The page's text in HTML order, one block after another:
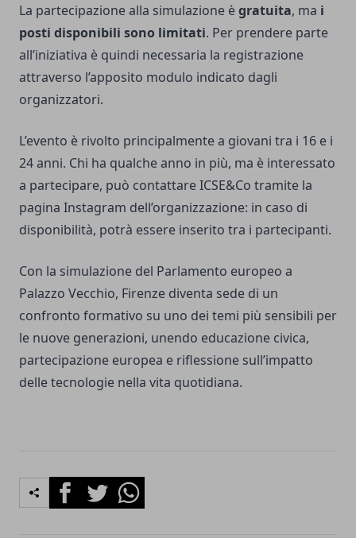
La partecipazione alla simulazione ègratuita, ma i
posti disponibili sono limitati. Per prendere parte
all’iniziativa è quindi necessaria la registrazione
attraverso l’apposito modulo indicato dagli
organizzatori.
L’evento è rivolto principalmente a giovani tra i 16 e i
24 anni. Chi ha qualche anno in più, ma è interessato
a partecipare, può contattare ICSE&Co tramite la
pagina Instagram dell’organizzazione: in caso di
disponibilità, potrà essere inserito tra i partecipanti.
Con la simulazione del Parlamento europeo a
Palazzo Vecchio, Firenze diventa sede di un
confronto formativo su uno dei temi più sensibili per
le nuove generazioni, unendo educazione civica,
partecipazione europea e riflessione sull’impatto
delle tecnologie nella vita quotidiana.
FacebookTwitterWhatsapp